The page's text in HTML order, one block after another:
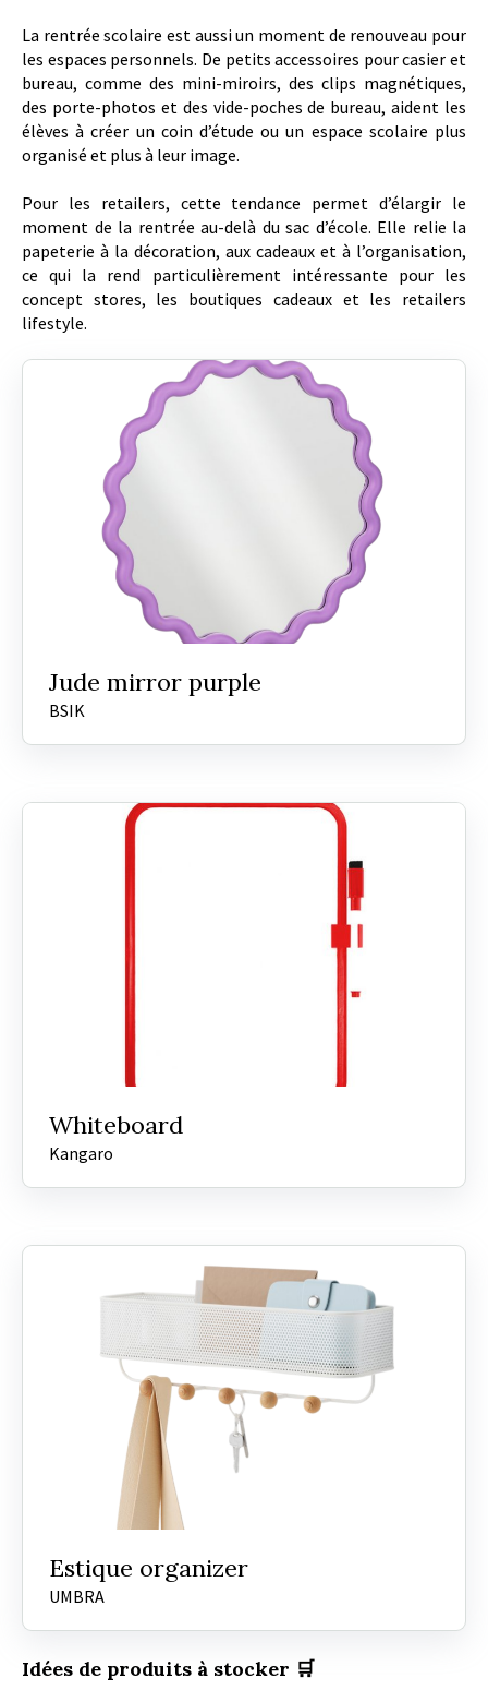
La rentrée scolaire est aussi un moment de renouveau pour
les espaces personnels. De petits accessoires pour casier et
bureau, comme des mini-miroirs, des clips magnétiques,
des porte-photos et des vide-poches de bureau, aident les
élèves à créer un coin d’étude ou un espace scolaire plus
organisé et plus à leur image.
Pour les retailers, cette tendance permet d’élargir le
moment de la rentrée au-delà du sac d’école. Elle relie la
papeterie à la décoration, aux cadeaux et à l’organisation,
ce qui la rend particulièrement intéressante pour les
concept stores, les boutiques cadeaux et les retailers
lifestyle.
Jude mirror purple
BSIK
Whiteboard
Kangaro
Estique organizer
UMBRA
Idées de produits à stocker 🛒